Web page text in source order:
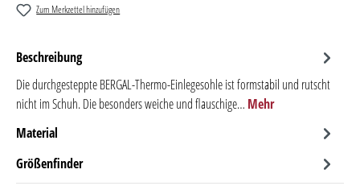
Zum Merkzettel hinzufügen
Beschreibung
Die durchgesteppte BERGAL-Thermo-Einlegesohle ist formstabil und rutscht
nicht im Schuh. Die besonders weiche und flauschige… Mehr
Material
Größenfinder